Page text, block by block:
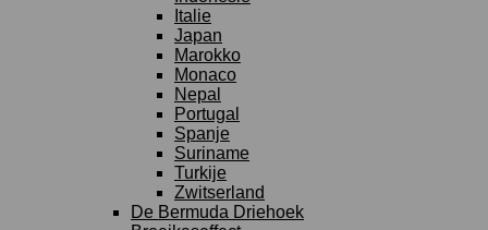
Italie
Japan
Marokko
Monaco
Nepal
Portugal
Spanje
Suriname
Turkije
Zwitserland
De Bermuda Driehoek